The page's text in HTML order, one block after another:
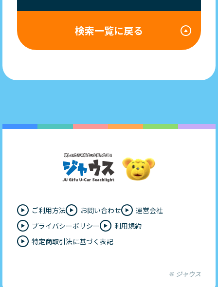
検索一覧に戻る
ご利用方法 お問い合わせ
運営会社
プライバシーポリシー
利用規約
特定商取引法に基づく表記
© ジャウス